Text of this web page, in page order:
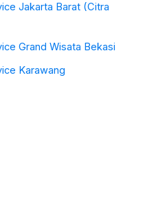
Jakarta Barat (Citra
Grand Wisata Bekasi
Karawang